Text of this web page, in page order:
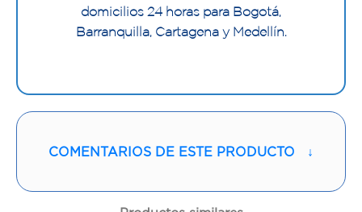
domicilios 24 horas para Bogotá,
Barranquilla, Cartagena y Medellín.
COMENTARIOS DE ESTE PRODUCTO ↓